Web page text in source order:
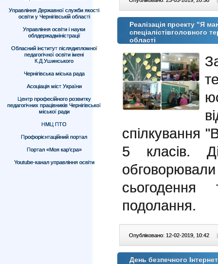
Управління Державної служби якості
освіти у Чернігівській області
Управління освіти і науки
облдержадміністрації
Обласний інститут післядипломної
педагогічної освіти імені
К.Д.Ушинського
Чернігівська міська рада
Асоціація міст України
Центр професійного розвитку
педагогічних працівників Чернігівської
міської ради
НМЦ ПТО
Профорієнтаційний портал
Портал «Моя кар’єра»
Youtube-канал управління освіти
Реалізація проекту "Я
спеціалістівголовного
області
спілкування
5 класів.
подолання.
Опубліковано: 12-02-2019, 10:42 |
День безпечного